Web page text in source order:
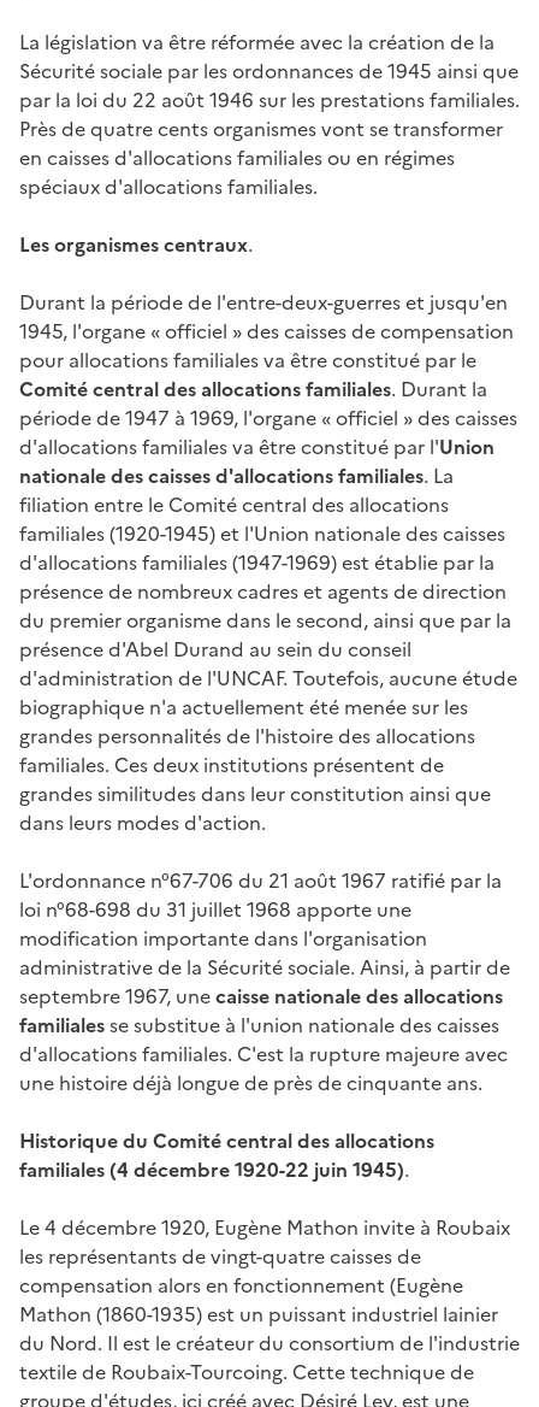
La législation va être réformée avec la création de la
Sécurité sociale par les ordonnances de 1945 ainsi que
par la loi du 22 août 1946 sur les prestations familiales.
Près de quatre cents organismes vont se transformer
en caisses d'allocations familiales ou en régimes
spéciaux d'allocations familiales.
Les organismes centraux.
Durant la période de l'entre-deux-guerres et jusqu'en
1945, l'organe « officiel » des caisses de compensation
pour allocations familiales va être constitué par le
Comité central des allocations familiales. Durant la
période de 1947 à 1969, l'organe « officiel » des caisses
d'allocations familiales va être constitué par l'Union
nationale des caisses d'allocations familiales. La
filiation entre le Comité central des allocations
familiales (1920-1945) et l'Union nationale des caisses
d'allocations familiales (1947-1969) est établie par la
présence de nombreux cadres et agents de direction
du premier organisme dans le second, ainsi que par la
présence d'Abel Durand au sein du conseil
d'administration de l'UNCAF. Toutefois, aucune étude
biographique n'a actuellement été menée sur les
grandes personnalités de l'histoire des allocations
familiales. Ces deux institutions présentent de
grandes similitudes dans leur constitution ainsi que
dans leurs modes d'action.
L'ordonnance n°67-706 du 21 août 1967 ratifié par la
loi n°68-698 du 31 juillet 1968 apporte une
modification importante dans l'organisation
administrative de la Sécurité sociale. Ainsi, à partir de
septembre 1967, unecaisse nationale des allocations
familialesse substitue à l'union nationale des caisses
d'allocations familiales. C'est la rupture majeure avec
une histoire déjà longue de près de cinquante ans.
Historique du Comité central des allocations
familiales (4 décembre 1920-22 juin 1945).
Le 4 décembre 1920, Eugène Mathon invite à Roubaix
les représentants de vingt-quatre caisses de
compensation alors en fonctionnement (Eugène
Mathon (1860-1935) est un puissant industriel lainier
du Nord. Il est le créateur du consortium de l'industrie
textile de Roubaix-Tourcoing. Cette technique de
groupe d'études, ici créé avec Désiré Ley, est une